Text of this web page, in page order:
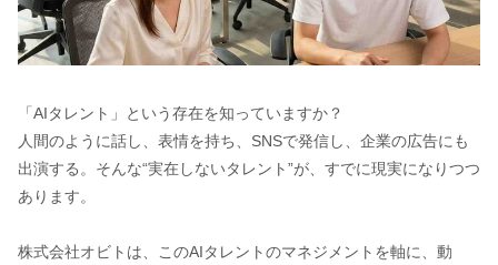
「AIタレント」という存在を知っていますか？
人間のように話し、表情を持ち、SNSで発信し、企業の広告にも
出演する。そんな“実在しないタレント”が、すでに現実になりつつ
あります。
株式会社オビトは、このAIタレントのマネジメントを軸に、動